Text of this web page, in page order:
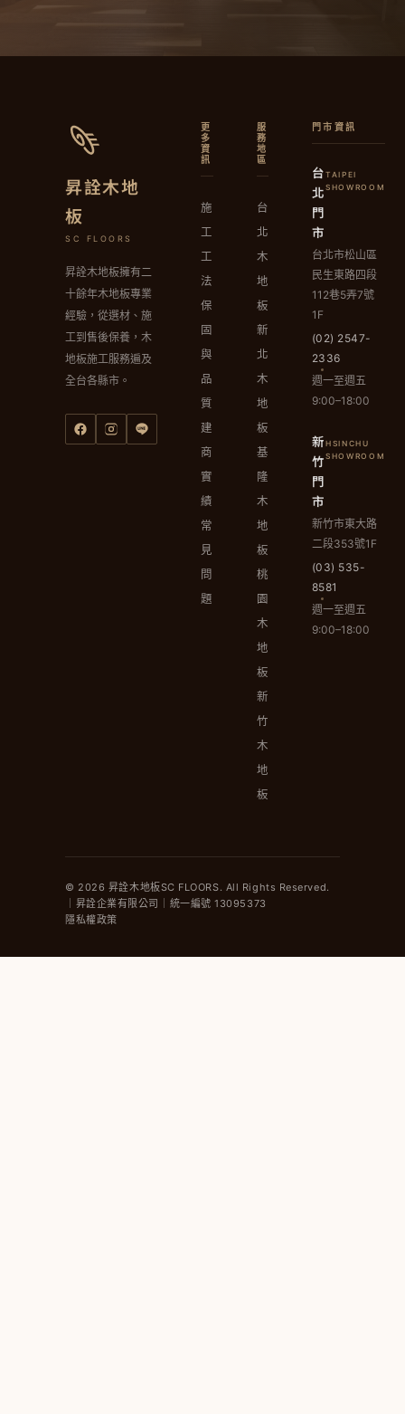
昇詮木地
板
SC FLOORS
昇詮木地板擁有二
十餘年木地板專業
經驗，從選材、施
工到售後保養，木
地板施工服務遍及
全台各縣市。
更
多
資
訊
施
工
工
法
保
固
與
品
質
建
商
實
績
常
見
問
題
服
務
地
區
台
北
木
地
板
新
北
木
地
板
基
隆
木
地
板
桃
園
木
地
板
新
竹
木
地
板
門市資訊
台
北
門
市
TAIPEI
SHOWROOM
台北市松山區
民生東路四段
112巷5弄7號
1F
(02) 2547-
2336
週一至週五
9:00–18:00
新
竹
門
市
HSINCHU
SHOWROOM
新竹市東大路
二段353號1F
(03) 535-
8581
週一至週五
9:00–18:00
© 2026 昇詮木地板SC FLOORS. All Rights Reserved.
｜昇詮企業有限公司｜統一編號 13095373
隱私權政策